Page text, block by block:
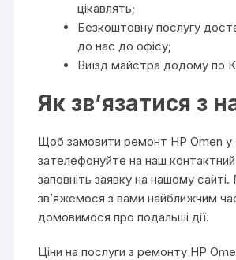
цікавлять;
Безкоштовну послугу
до нас до офісу;
Виїзд майстра додому по
Як зв’язатися з
Щоб замовити ремонт HP Omen у
зателефонуйте на наш
заповніть заявку на нашому
зв’яжемося з вами найближчим
домовимося про подальші дії.
Ціни на послуги з ремонту HP